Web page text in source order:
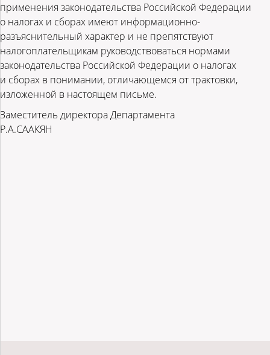
применения законодательства Российской Федерации
о налогах и сборах имеют информационно-
разъяснительный характер и не препятствуют
налогоплательщикам руководствоваться нормами
законодательства Российской Федерации о налогах
и сборах в понимании, отличающемся от трактовки,
изложенной в настоящем письме.
Заместитель директора Департамента
Р.А.СААКЯН